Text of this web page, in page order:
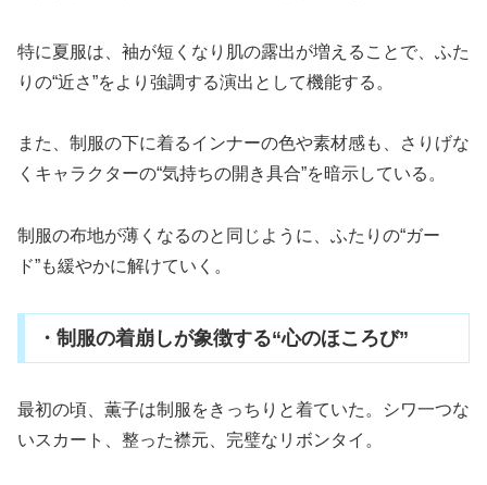
特に夏服は、袖が短くなり肌の露出が増えることで、ふた
りの“近さ”をより強調する演出として機能する。
また、制服の下に着るインナーの色や素材感も、さりげな
くキャラクターの“気持ちの開き具合”を暗示している。
制服の布地が薄くなるのと同じように、ふたりの“ガー
ド”も緩やかに解けていく。
・制服の着崩しが象徴する“心のほころび”
最初の頃、薫子は制服をきっちりと着ていた。シワ一つな
いスカート、整った襟元、完璧なリボンタイ。